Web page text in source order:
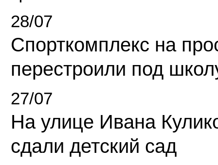
28/07
Спорткомплекс на
перестроили под
27/07
На улице Ивана
сдали детский сад